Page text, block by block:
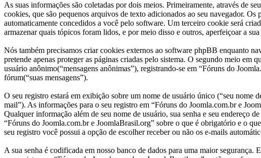
As suas informações são coletadas por dois meios. Primeiramente, através de
cookies, que são pequenos arquivos de texto adicionados ao seu navegador.
automaticamente concedidos a você pelo software. Um terceiro cookie será
armazenar quais tópicos foram lidos, e por meio disso e outros, aperfeiçoar a
Nós também precisamos criar cookies externos ao software phpBB enquanto
pretende apenas proteger as páginas criadas pelo sistema. O segundo meio em
usuário anônimo(“mensagens anônimas”), registrando-se em “Fóruns do
fórum(“suas mensagens”).
O seu registro estará em exibição sobre um nome de usuário único (“seu nome
mail”). As informações para o seu registro em “Fóruns do Joomla.com.br e
Qualquer informação além de seu nome de usuário, sua senha e seu endereço
“Fóruns do Joomla.com.br e JoomlaBrasil.org” sobre o que é obrigatório e o
seu registro você possui a opção de escolher receber ou não os e-mails
A sua senha é codificada em nosso banco de dados para uma maior